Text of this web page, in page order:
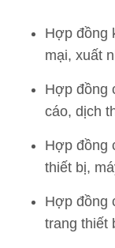
Hợp đồng
mại, xuất
Hợp đồng
cáo, dịch
Hợp đồng
thiết bị,
Hợp đồng
trang thiết